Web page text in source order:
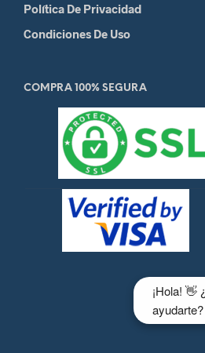
Política De Privacidad
Condiciones De Uso
COMPRA 100% SEGURA